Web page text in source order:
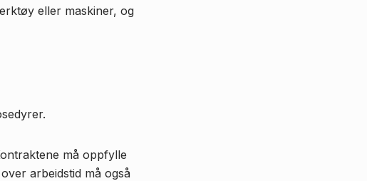
eller maskiner, og
må oppfylle
arbeidstid må også